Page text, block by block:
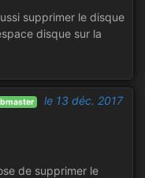
supprimer le disque
disque sur la
le 13 déc. 2017
de supprimer le